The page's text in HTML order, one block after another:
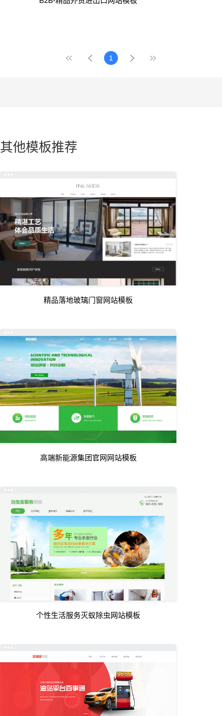
1
其他模板推荐
精品落地玻璃门窗网站模板
高端新能源集团官网网站模板
个性生活服务灭蚁除虫网站模板